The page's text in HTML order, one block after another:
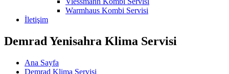
Warmhaus Kombi Servisi
İletişim
Demrad Yenisahra Klima Servisi
Ana Sayfa
Demrad Klima Servisi